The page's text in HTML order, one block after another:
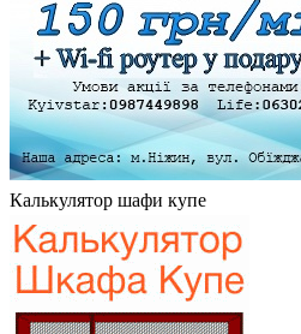
Калькулятор шафи купе